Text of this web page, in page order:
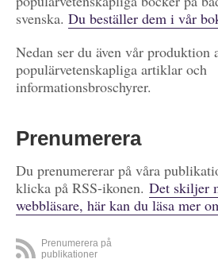
svenska. Du beställer dem i vår
Nedan ser du även vår produktion
populärvetenskapliga artiklar och
informationsbroschyrer.
Prenumerera
Du prenumererar på våra
klicka på RSS-ikonen. Det skiljer
webbläsare, här kan du läsa mer
Prenumerera på
publikationer